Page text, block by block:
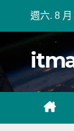
週六. 8